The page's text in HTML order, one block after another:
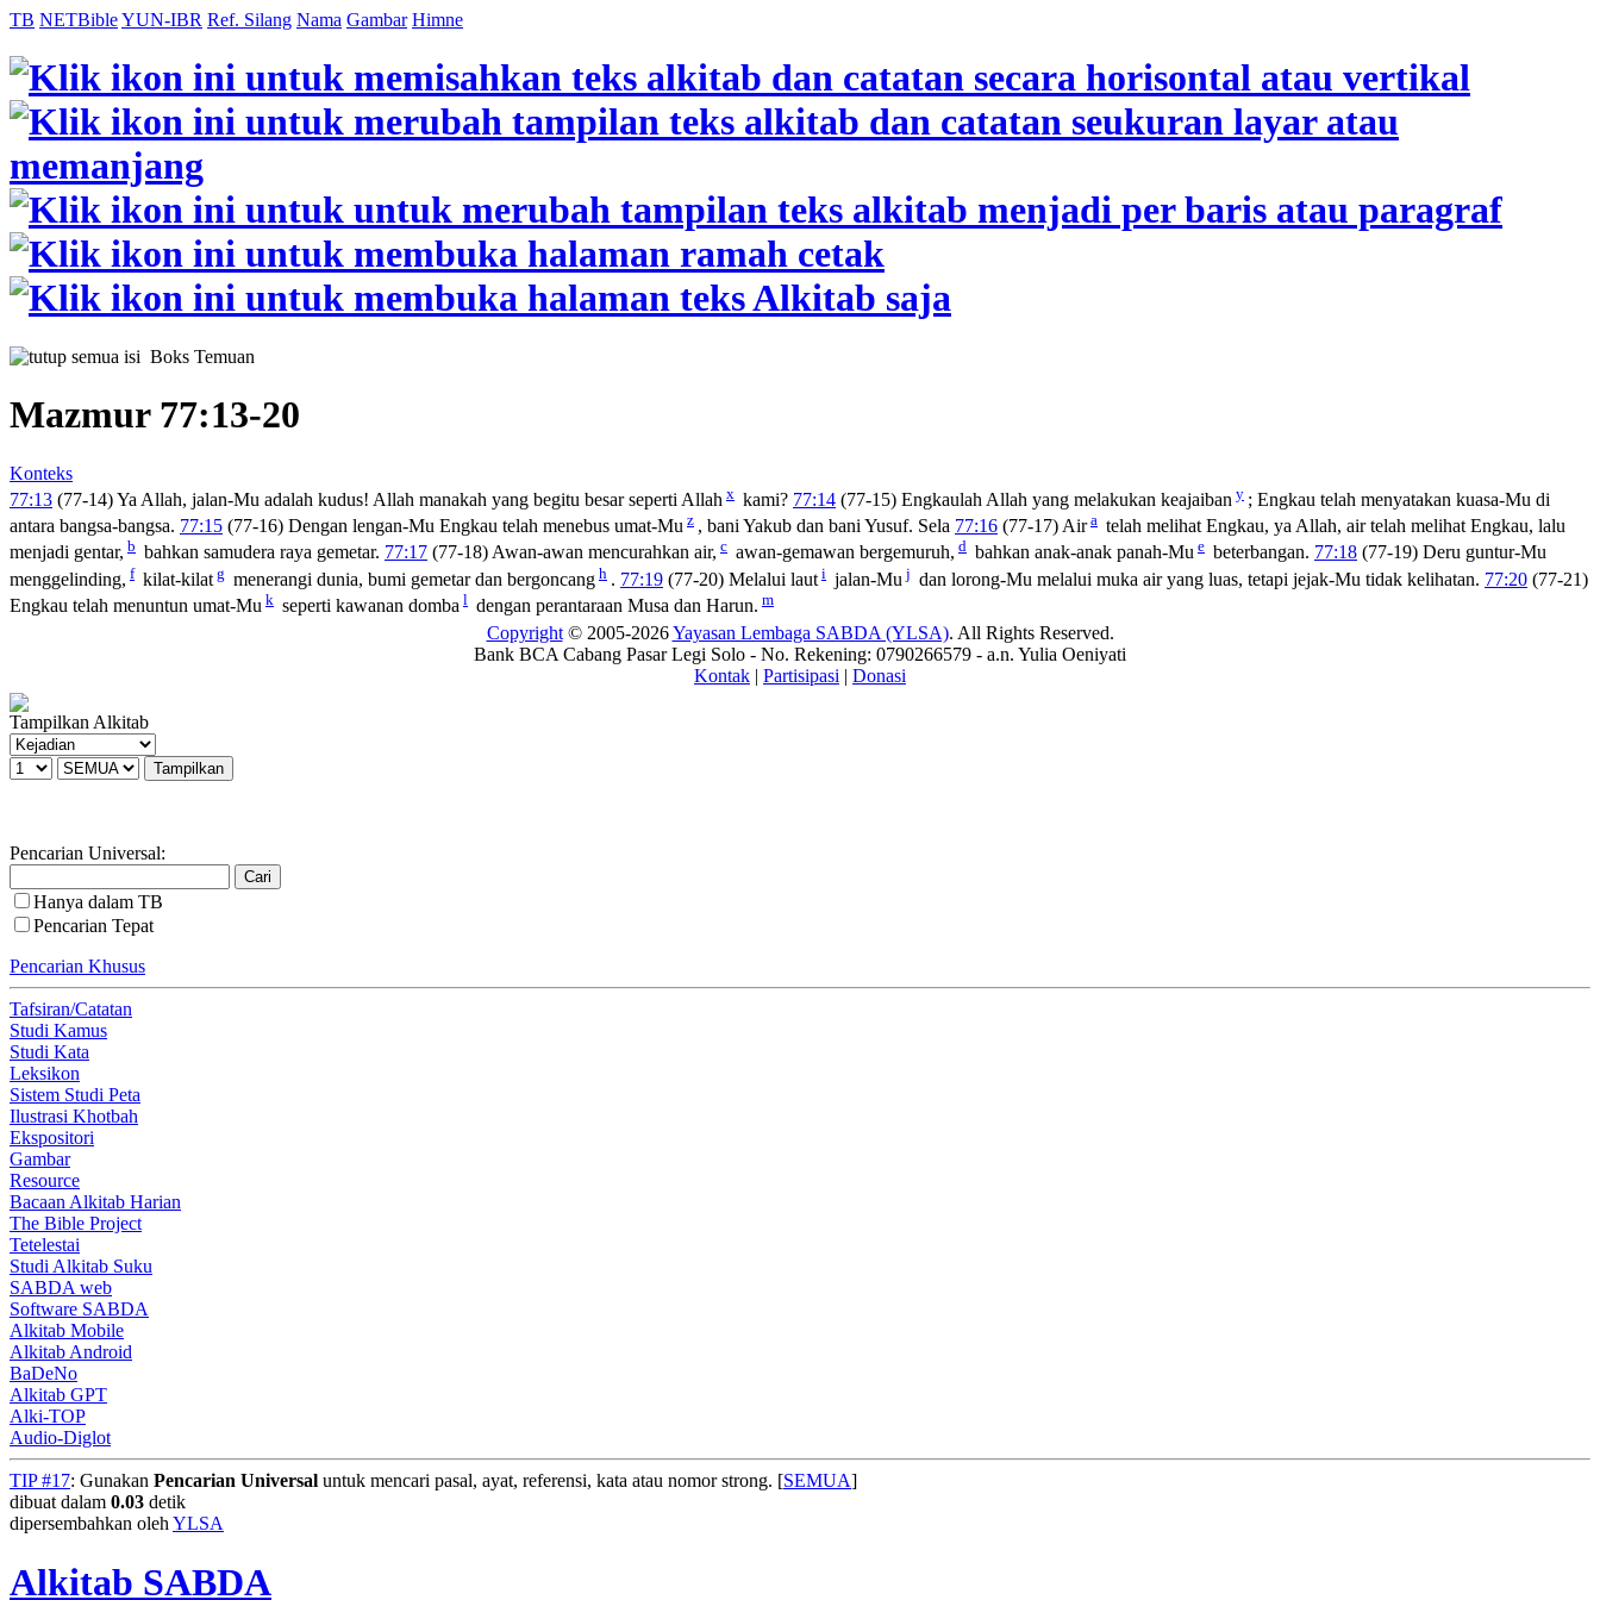
TB NETBibleYUN-IBR Ref. Silang Nama Gambar Himne
Boks Temuan
Mazmur 77:13-20
Konteks
77:13 (77-14) Ya Allah, jalan-Mu adalah kudus! Allah manakah yang begitu besar seperti Allah x kami? 77:14 (77-15) Engkaulah Allah yang melakukan keajaiban y ; Engkau telah menyatakan kuasa-Mu di
antara bangsa-bangsa. 77:15 (77-16) Dengan lengan-Mu Engkau telah menebus umat-Mu z , bani Yakub dan bani Yusuf. Sela 77:16 (77-17) Air a telah melihat Engkau, ya Allah, air telah melihat Engkau, lalu
menjadi gentar, b bahkan samudera raya gemetar. 77:17 (77-18) Awan-awan mencurahkan air, c awan-gemawan bergemuruh, d bahkan anak-anak panah-Mu e beterbangan. 77:18 (77-19) Deru guntur-Mu
menggelinding, f kilat-kilat g menerangi dunia, bumi gemetar dan bergoncang h . 77:19 (77-20) Melalui laut i jalan-Mu j dan lorong-Mu melalui muka air yang luas, tetapi jejak-Mu tidak kelihatan. 77:20 (77-21)
Engkau telah menuntun umat-Mu k seperti kawanan domba l dengan perantaraan Musa dan Harun. m
Copyright© 2005-2026Yayasan Lembaga SABDA (YLSA). All Rights Reserved.
Bank BCA Cabang Pasar Legi Solo - No. Rekening: 0790266579 - a.n. Yulia Oeniyati
Kontak | Partisipasi | Donasi
Tampilkan Alkitab
Pencarian Universal:
Hanya dalam TB
Pencarian Tepat
Pencarian Khusus
Tafsiran/Catatan
Studi Kamus
Studi Kata
Leksikon
Sistem Studi Peta
Ilustrasi Khotbah
Ekspositori
Gambar
Resource
Bacaan Alkitab Harian
The Bible Project
Tetelestai
Studi Alkitab Suku
SABDA web
Software SABDA
Alkitab Mobile
Alkitab Android
BaDeNo
Alkitab GPT
Alki-TOP
Audio-Diglot
TIP #17: Gunakan Pencarian Universal untuk mencari pasal, ayat, referensi, kata atau nomor strong. [SEMUA]
dibuat dalam 0.03 detik
dipersembahkan oleh YLSA
Alkitab SABDA